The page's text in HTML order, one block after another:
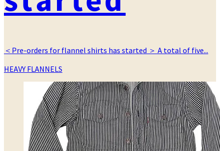
＜Pre-orders for flannel shirts has started ＞ A total of five...
カ
HEAVY FLANNELS